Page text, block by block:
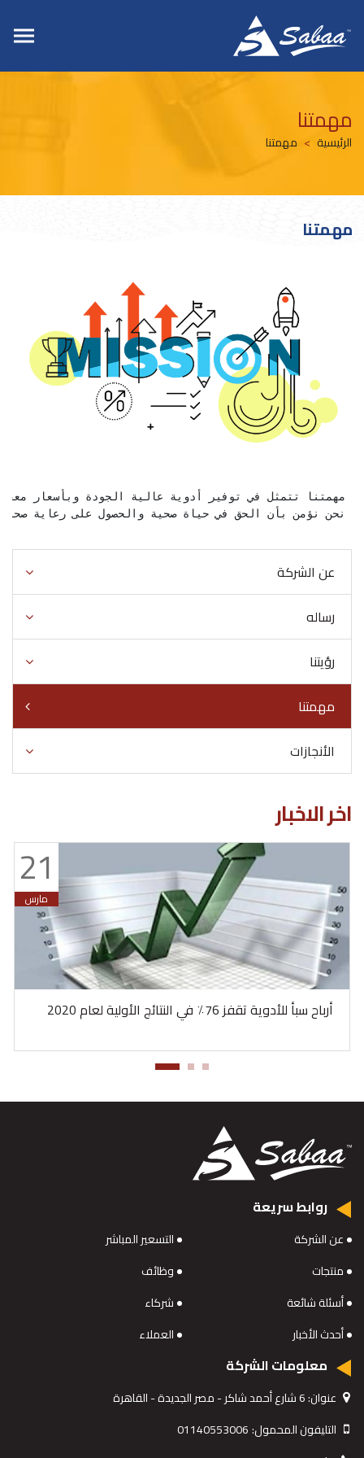
مهمتنا
الرئيسية مهمتنا
عن الشركة
رساله
رؤيتنا
مهمتنا
الأنجازات
اخر الاخبار
21
مارس
أرباح سبأ للأدوية تقفز 76٪ في النتائج الأولية لعام 2020
مهمتنا
مهمتنا تتمثل في توفير أدوية عالية الجودة وبأسعار
نحن نؤمن بأن الحق في حياة صحية والحصول على رعاية
روابط سريعة
عن الشركة
التسعير المباشر
منتجات
وظائف
أسئلة شائعة
شركاء
أحدث الأخبار
العملاء
معلومات الشركة
عنوان:
التليفون المحمول:01140553006